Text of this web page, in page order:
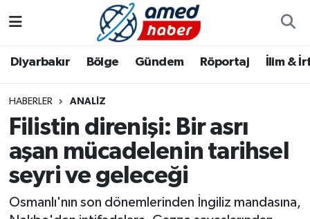
Diyarbakır Bölge Gündem Röportaj İlim &
HABERLER ANALIZ
Filistin direnişi: Bir asrı
aşan mücadelenin tarihsel
seyri ve geleceği
Osmanlı'nın son dönemlerinden İngiliz mandasına,
Bölge
Röportaj
Foto Galeri
Aile
Asayiş
Bilim & Teknoloji
Diyarbakır Hava Durumu
Diyarbakır Namaz Vakitleri
Diyarbakır Trafik Yoğunluk Haritası
Süper Lig Puan Durumu ve Fikstür